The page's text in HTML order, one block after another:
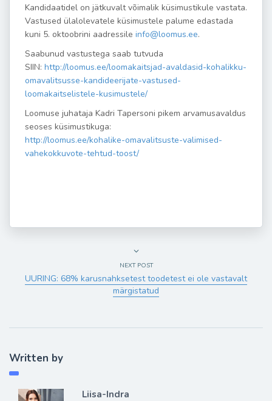
Kandidaatidel on jätkuvalt võimalik küsimustikule vastata.
Vastused ülalolevatele küsimustele palume edastada
kuni 5. oktoobrini aadressile info@loomus.ee.
Saabunud vastustega saab tutvuda
SIIN: http://loomus.ee/loomakaitsjad-avaldasid-kohalikku-
omavalitsusse-kandideerijate-vastused-
loomakaitselistele-kusimustele/
Loomuse juhataja Kadri Tapersoni pikem arvamusavaldus
seoses küsimustikuga:
http://loomus.ee/kohalike-omavalitsuste-valimised-
vahekokkuvote-tehtud-toost/
NEXT POST
UURING: 68% karusnahksetest toodetest ei ole vastavalt
märgistatud
Written by
Liisa-Indra